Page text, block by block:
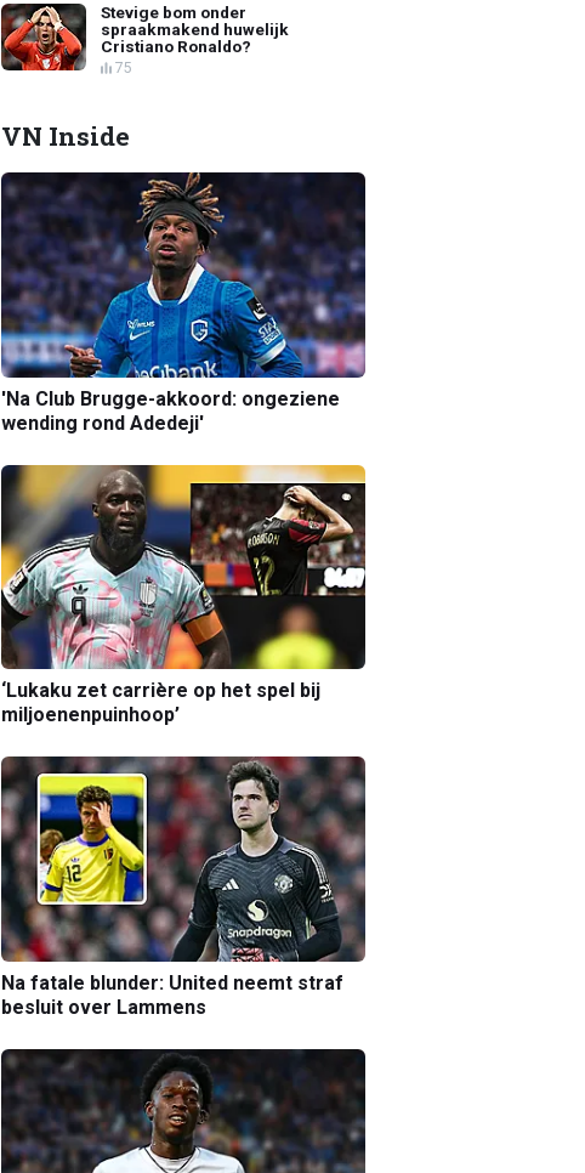
Stevige bom onder
spraakmakend huwelijk
Cristiano Ronaldo?
75
VN Inside
'Na Club Brugge-akkoord: ongeziene
wending rond Adedeji'
‘Lukaku zet carrière op het spel bij
miljoenenpuinhoop’
Na fatale blunder: United neemt straf
besluit over Lammens